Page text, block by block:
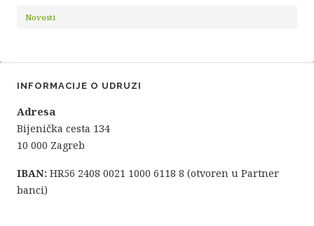
Novosti
INFORMACIJE O UDRUZI
Adresa
Bijenička cesta 134
10 000 Zagreb
IBAN: HR56 2408 0021 1000 6118 8 (otvoren u Partner
banci)